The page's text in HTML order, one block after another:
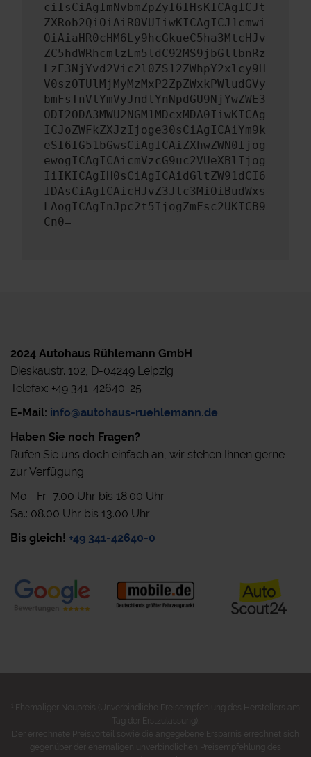
ciIsCiAgImNvbmZpZyI6IHsKICAgICJt
ZXRob2QiOiAiR0VUIiwKICAgICJ1cmwi
OiAiaHR0cHM6Ly9hcGkueC5ha3MtcHJv
ZC5hdWRhcmlzLm5ldC92MS9jbGllbnRz
LzE3NjYvd2Vic2l0ZS12ZWhpY2xlcy9H
V0szOTUlMjMyMzMxP2ZpZWxkPWludGVy
bmFsTnVtYmVyJndlYnNpdGU9NjYwZWE3
ODI2ODA3MWU2NGM1MDcxMDA0IiwKICAg
ICJoZWFkZXJzIjoge30sCiAgICAiYm9k
eSI6IG51bGwsCiAgICAiZXhwZWN0Ijog
ewogICAgICAicmVzcG9uc2VUeXBlIjog
IiIKICAgIH0sCiAgICAidGltZW91dCI6
IDAsCiAgICAicHJvZ3Jlc3MiOiBudWxs
LAogICAgInJpc2t5IjogZmFsc2UKICB9
Cn0=
2024 Autohaus Rühlemann GmbH
Dieskaustr. 102, D-04249 Leipzig
Telefax: +49 341-42640-25
E-Mail: info@autohaus-ruehlemann.de
Haben Sie noch Fragen?
Rufen Sie uns doch einfach an, wir stehen Ihnen gerne
zur Verfügung.
Mo.- Fr.: 7.00 Uhr bis 18.00 Uhr
Sa.: 08.00 Uhr bis 13.00 Uhr
Bis gleich! +49 341-42640-0
Ehemaliger Neupreis (Unverbindliche Preisempfehlung des Herstellers am
Tag der Erstzulassung).
Der errechnete Preisvorteil sowie die angegebene Ersparnis errechnet sich
gegenüber der ehemaligen unverbindlichen Preisempfehlung des